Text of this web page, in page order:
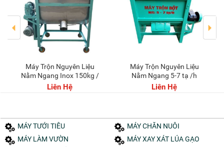
Máy Trộn Nguyên Liệu
Nằm Ngang Inox 150kg /
mẻ
Liên Hệ
Máy Trộn Nguyên Liệu
Nằm Ngang 5-7 tạ /h
Liên Hệ
MÁY TƯỚI TIÊU
MÁY CHĂN NUÔI
MÁY LÀM VƯỜN
MÁY XAY XÁT LÚA GẠO